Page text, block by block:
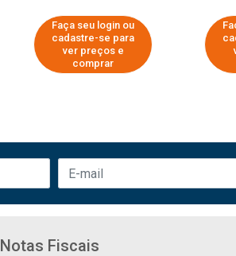
Faça seu login ou
cadastre-se para
ver preços e
comprar
Notas Fiscais